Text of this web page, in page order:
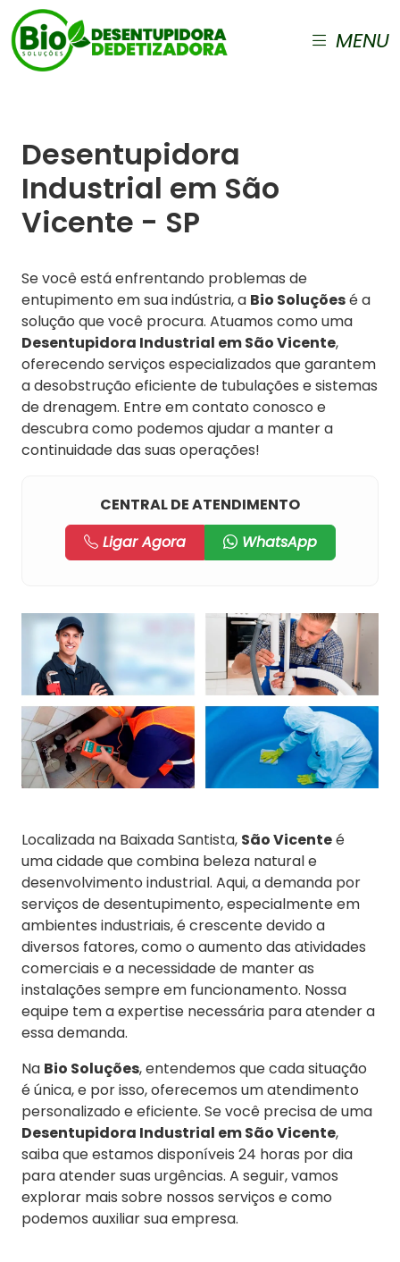
MENU
Desentupidora
Industrial em São
Vicente - SP
Se você está enfrentando problemas de
entupimento em sua indústria, a Bio Soluçõesé a
solução que você procura. Atuamos como uma
Desentupidora Industrial em São Vicente,
oferecendo serviços especializados que garantem
a desobstrução eficiente de tubulações e sistemas
de drenagem. Entre em contato conosco e
descubra como podemos ajudar a manter a
continuidade das suas operações!
CENTRAL DE ATENDIMENTO
Ligar Agora
WhatsApp
Localizada na Baixada Santista, São Vicenteé
uma cidade que combina beleza natural e
desenvolvimento industrial. Aqui, a demanda por
serviços de desentupimento, especialmente em
ambientes industriais, é crescente devido a
diversos fatores, como o aumento das atividades
comerciais e a necessidade de manter as
instalações sempre em funcionamento. Nossa
equipe tem a expertise necessária para atender a
essa demanda.
Na Bio Soluções, entendemos que cada situação
é única, e por isso, oferecemos um atendimento
personalizado e eficiente. Se você precisa de uma
Desentupidora Industrial em São Vicente,
saiba que estamos disponíveis 24 horas por dia
para atender suas urgências. A seguir, vamos
explorar mais sobre nossos serviços e como
podemos auxiliar sua empresa.